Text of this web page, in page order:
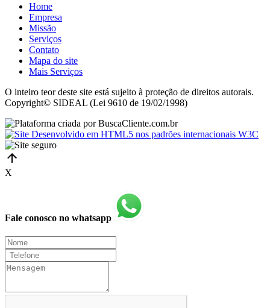
Home
Empresa
Missão
Serviços
Contato
Mapa do site
Mais Serviços
O inteiro teor deste site está sujeito à proteção de direitos autorais.
Copyright© SIDEAL (Lei 9610 de 19/02/1998)
X
Fale conosco no whatsapp